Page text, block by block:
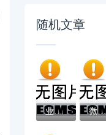
随机文章
业如花贷款平台：正规低息贷款申请指南，快... 微信微粒贷借钱怎么借款？这5个贷款融资平台...